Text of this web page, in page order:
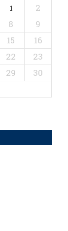
1
2
8
9
15
16
22
23
29
30